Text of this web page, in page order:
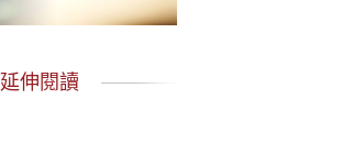
延伸閱讀